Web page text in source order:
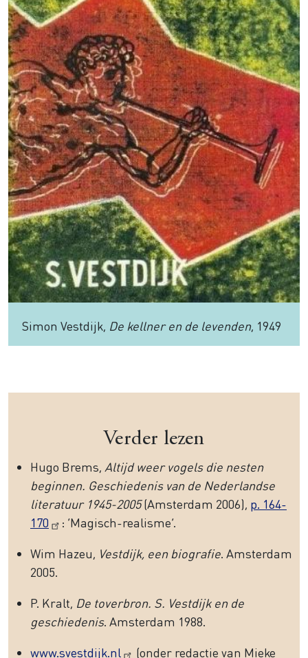
Simon Vestdijk, De kellner en de levenden, 1949
Verder lezen
Hugo Brems, Altijd weer vogels die nesten
beginnen. Geschiedenis van de Nederlandse
literatuur 1945-2005(Amsterdam 2006), p. 164-
170
: ‘Magisch-realisme’.
Wim Hazeu, Vestdijk, een biografie. Amsterdam
2005.
P. Kralt, De toverbron. S. Vestdijk en de
geschiedenis. Amsterdam 1988.
www.svestdijk.nl
(onder redactie van Mieke